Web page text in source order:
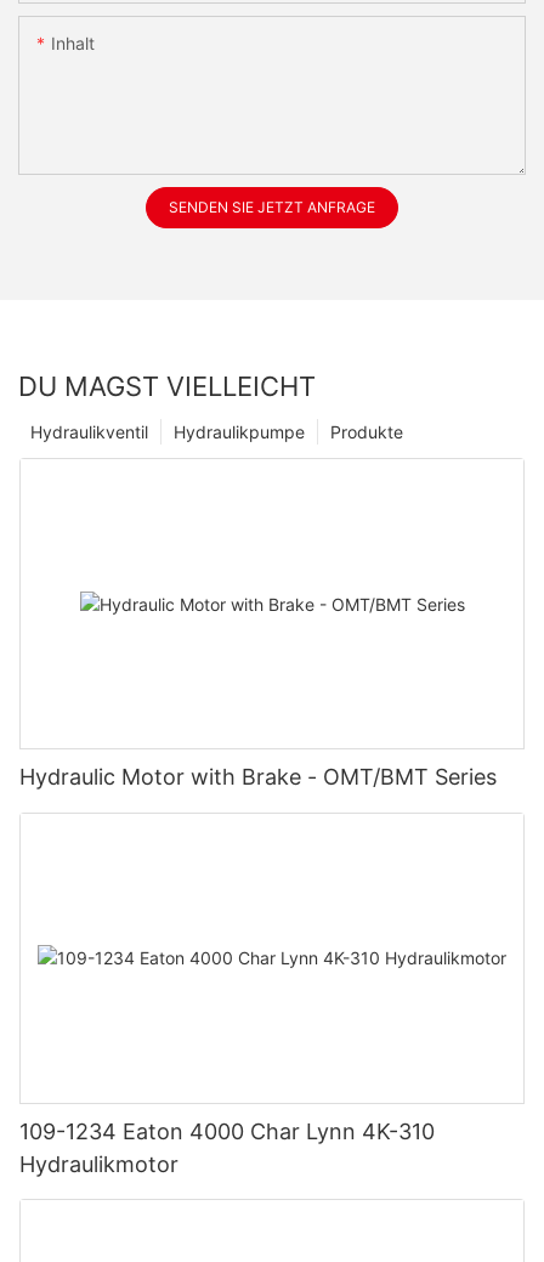
Inhalt
SENDEN SIE JETZT ANFRAGE
DU MAGST VIELLEICHT
Produkte
Hydraulikpumpe
Hydraulikventil
Hydraulic Motor with Brake - OMT/BMT Series
109-1234 Eaton 4000 Char Lynn 4K-310
Hydraulikmotor